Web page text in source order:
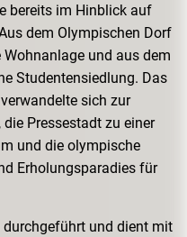
bereits im Hinblick auf
dem Olympischen Dorf
und aus dem
Studentensiedlung. Das
sich zur
Pressestadt zu einer
und die olympische
Erholungsparadies für
und dient mit